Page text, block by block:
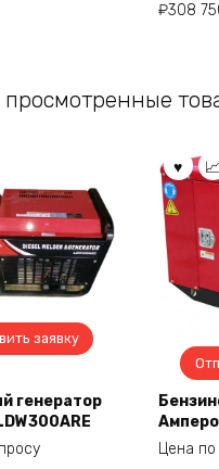
₽308
заявку
генератор
Цена по